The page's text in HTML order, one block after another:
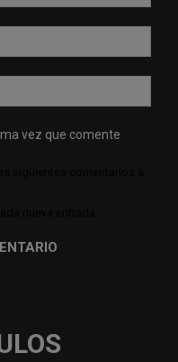
vez que comente